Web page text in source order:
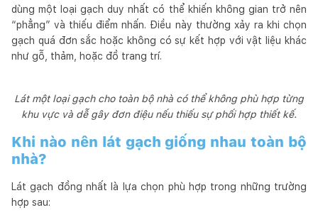
dùng một loại gạch duy nhất có thể khiến không gian trở nên
“phẳng” và thiếu điểm nhấn. Điều này thường xảy ra khi chọn
gạch quá đơn sắc hoặc không có sự kết hợp với vật liệu khác
như gỗ, thảm, hoặc đồ trang trí.
Lát một loại gạch cho toàn bộ nhà có thể không phù hợp từng
khu vực và dễ gây đơn điệu nếu thiếu sự phối hợp thiết kế.
Khi nào nên lát gạch giống nhau toàn bộ
nhà?
Lát gạch đồng nhất là lựa chọn phù hợp trong những trường
hợp sau: